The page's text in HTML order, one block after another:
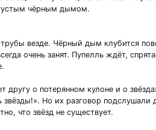
чёрным дымом.
везде. Чёрный дым клубится
очень занят. Пупелль ждёт,
другу о потерянном кулоне и о
Но их разговор подслушали
что звёзд не существует.